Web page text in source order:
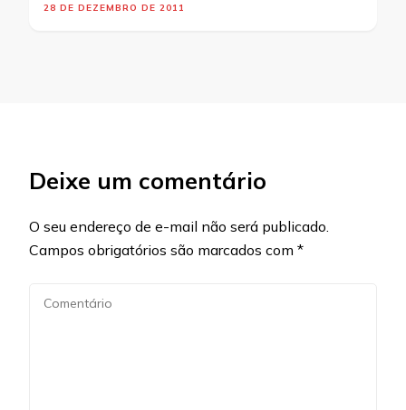
28 DE DEZEMBRO DE 2011
Deixe um comentário
O seu endereço de e-mail não será publicado.
Campos obrigatórios são marcados com *